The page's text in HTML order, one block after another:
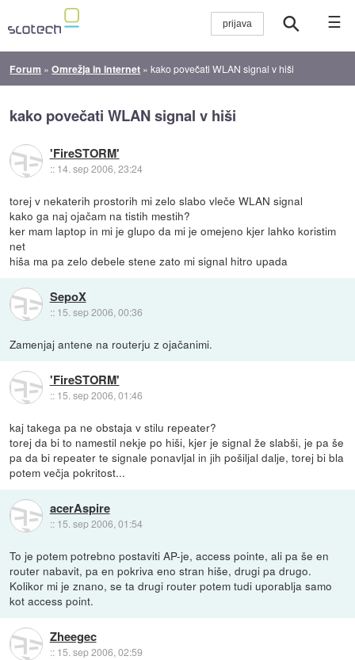
☰
Forum »Omrežja in internet »kako povečati WLAN signal v hiši
kako povečati WLAN signal v hiši
'FireSTORM'
:: 14. sep 2006, 23:24
torej v nekaterih prostorih mi zelo slabo vleče WLAN signal
kako ga naj ojačam na tistih mestih?
ker mam laptop in mi je glupo da mi je omejeno kjer lahko koristim
net
hiša ma pa zelo debele stene zato mi signal hitro upada
SepoX
:: 15. sep 2006, 00:36
Zamenjaj antene na routerju z ojačanimi.
'FireSTORM'
:: 15. sep 2006, 01:46
kaj takega pa ne obstaja v stilu repeater?
torej da bi to namestil nekje po hiši, kjer je signal že slabši, je pa še
pa da bi repeater te signale ponavljal in jih pošiljal dalje, torej bi bla
potem večja pokritost...
acerAspire
:: 15. sep 2006, 01:54
To je potem potrebno postaviti AP-je, access pointe, ali pa še en
router nabavit, pa en pokriva eno stran hiše, drugi pa drugo.
Kolikor mi je znano, se ta drugi router potem tudi uporablja samo
kot access point.
Zheegec
:: 15. sep 2006, 02:59